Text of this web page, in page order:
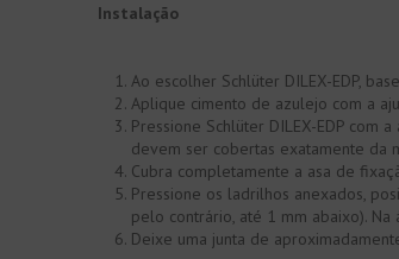
Instalação
Ao escolher Schlüter DILEX-EDP,
Aplique cimento de azulejo com a
Pressione Schlüter DILEX-EDP
devem ser cobertas exatamente da
Cubra completamente a asa de
Pressione os ladrilhos anexados,
pelo contrário, até 1 mm abaixo).
Deixe uma junta de